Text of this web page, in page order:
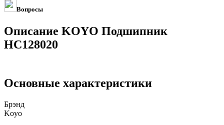
Вопросы
Описание KOYO Подшипник
HC128020
Основные характеристики
Брэнд
Koyo